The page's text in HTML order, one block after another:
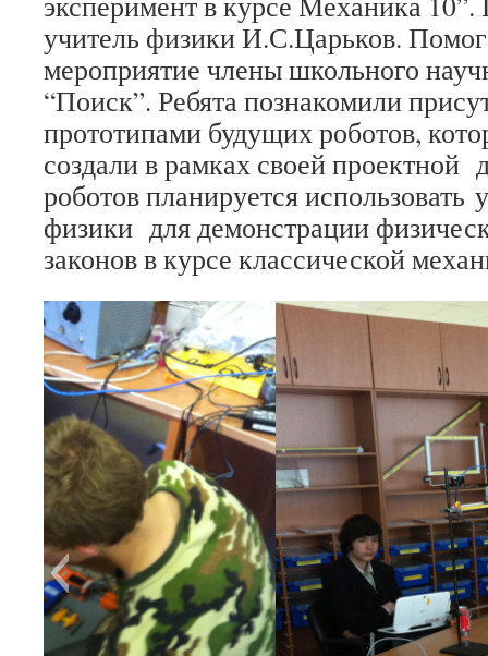
учитель физики И.С.Царьков.
мероприятие члены школьного
“Поиск”. Ребята познакомили
прототипами будущих роботов,
создали в рамках своей проектной
роботов планируется использовать
физики для демонстрации
законов в курсе классической